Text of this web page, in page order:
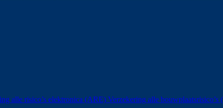
alle risico’s elektronica (ARE) Verzekering alle bouwplaatsrisico’s